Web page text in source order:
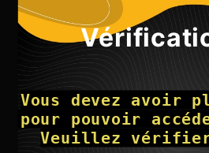
Mentions légales
Contact
Politique de confidentialité
privée
Vous devez avoir
pour pouvoir
Veuillez